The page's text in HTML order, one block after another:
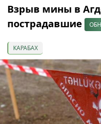
Взрыв мины в
пострадавшие
КАРАБАХ